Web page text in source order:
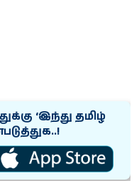
‘இந்து தமிழ்